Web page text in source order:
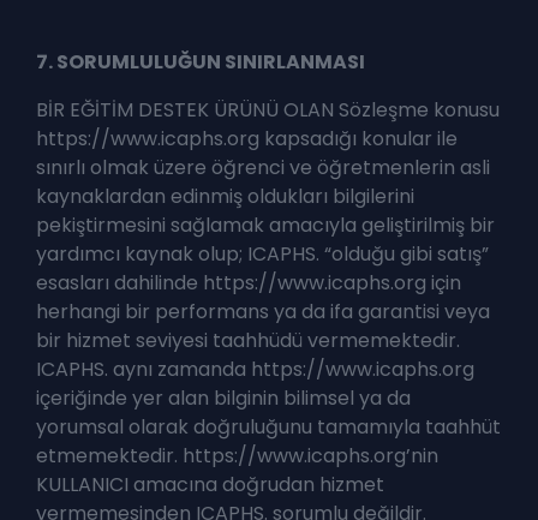
7. SORUMLULUĞUN SINIRLANMASI
BİR EĞİTİM DESTEK ÜRÜNÜ OLAN Sözleşme konusu
https://www.icaphs.org kapsadığı konular ile
sınırlı olmak üzere öğrenci ve öğretmenlerin asli
kaynaklardan edinmiş oldukları bilgilerini
pekiştirmesini sağlamak amacıyla geliştirilmiş bir
yardımcı kaynak olup; ICAPHS. “olduğu gibi satış”
esasları dahilinde https://www.icaphs.org için
herhangi bir performans ya da ifa garantisi veya
bir hizmet seviyesi taahhüdü vermemektedir.
ICAPHS. aynı zamanda https://www.icaphs.org
içeriğinde yer alan bilginin bilimsel ya da
yorumsal olarak doğruluğunu tamamıyla taahhüt
etmemektedir. https://www.icaphs.org’nin
KULLANICI amacına doğrudan hizmet
vermemesinden ICAPHS. sorumlu değildir.